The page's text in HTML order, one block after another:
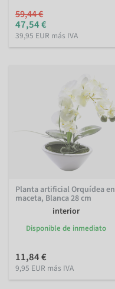
59,44 €
47,54 €
39,95 EUR más IVA
Planta artificial Orquídea en
maceta, Blanca 28 cm
interior
Disponible de inmediato
11,84 €
9,95 EUR más IVA